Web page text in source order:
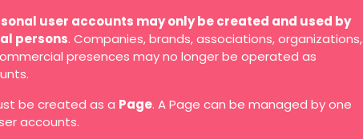
user accounts may only be created and used by
persons. Companies, brands, associations, organizations,
presences may no longer be operated as
be created as a Page. A Page can be managed by one
accounts.